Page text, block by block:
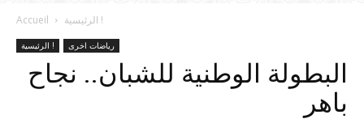
Accueil الرئيسية !
الرئيسية ! رياضات اخرى
البطولة الوطنية للشبان.. نجاح
باهر